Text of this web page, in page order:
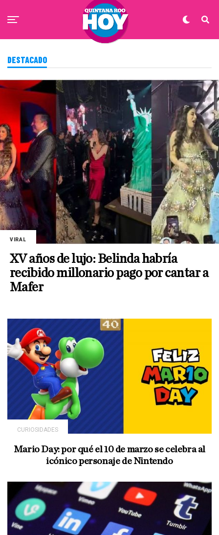
DESTACADO
VIRAL
XV años de lujo: Belinda habría
recibido millonario pago por cantar a
Mafer
CURIOSIDADES
Mario Day: por qué el 10 de marzo se celebra al
icónico personaje de Nintendo